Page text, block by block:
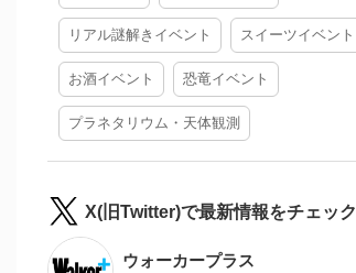
リアル謎解きイベント スイーツイベント
お酒イベント 恐竜イベント
プラネタリウム・天体観測
X(旧Twitter)で最新情報をチェック
ウォーカープラス